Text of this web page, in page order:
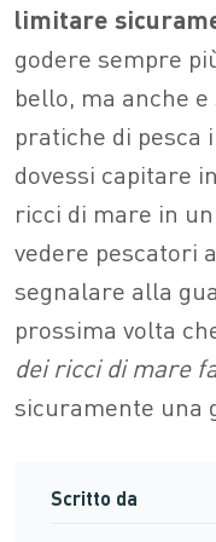
limitare
godere sempre
bello, ma anche
pratiche di pesca
dovessi capitare
ricci di mare in
vedere pescatori
segnalare alla
prossima volta
dei ricci di mare
sicuramente una
Scritto da